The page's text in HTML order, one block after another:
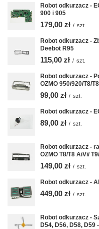
Robot odkurzacz -
900 i 905
179,00 zł / szt.
Robot odkurzacz -
Deebot R95
115,00 zł / szt.
Robot odkurzacz -
OZMO 950/920/T8/
99,00 zł / szt.
Robot odkurzacz -
89,00 zł / szt.
Robot odkurzacz -
OZMO T8/T8 AiVi/
149,00 zł / szt.
Robot odkurzacz -
449,00 zł / szt.
Robot odkurzacz -
D54, D56, D58, D59